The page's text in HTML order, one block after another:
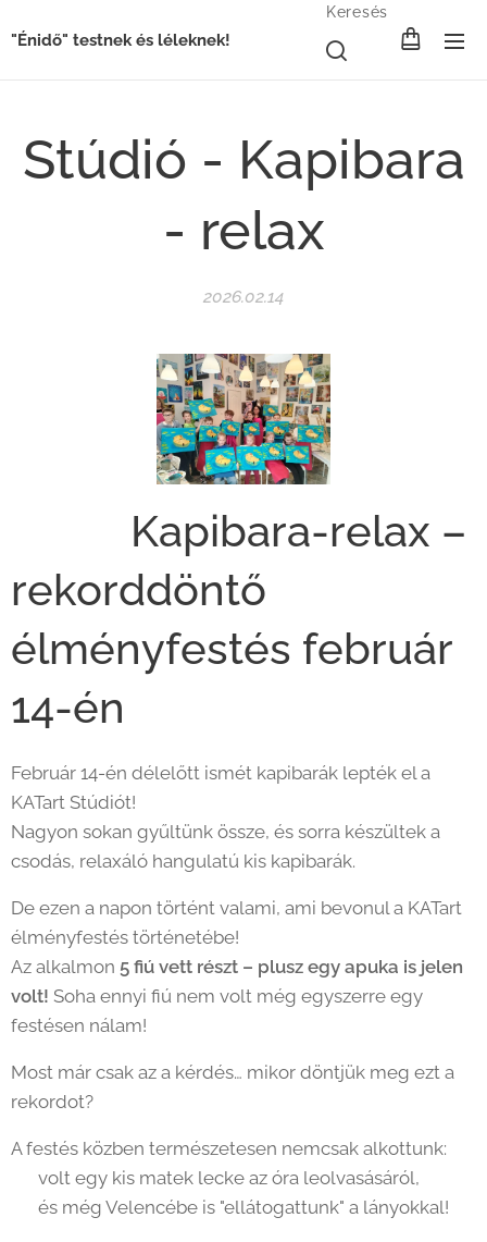
"Énidő" testnek és léleknek!
Keresés
Stúdió - Kapibara
- relax
2026.02.14
🐹✨ Kapibara-relax –
rekorddöntő
élményfestés február
14-én ✨🐹
Február 14-én délelőtt ismét kapibarák lepték el a
KATart Stúdiót! 🧡
Nagyon sokan gyűltünk össze, és sorra készültek a
csodás, relaxáló hangulatú kis kapibarák.
De ezen a napon történt valami, ami bevonul a KATart
élményfestés történetébe! 😄
Az alkalmon 5 fiú vett részt – plusz egy apuka is jelen
volt! Soha ennyi fiú nem volt még egyszerre egy
festésen nálam! 🎉
Most már csak az a kérdés… mikor döntjük meg ezt a
rekordot? 😉
A festés közben természetesen nemcsak alkottunk:
📚 volt egy kis matek lecke az óra leolvasásáról,
✈️ és még Velencébe is "ellátogattunk" a lányokkal!